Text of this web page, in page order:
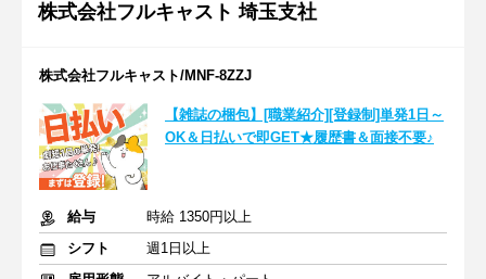
株式会社フルキャスト 埼玉支社
株式会社フルキャスト/MNF-8ZZJ
【雑誌の梱包】[職業紹介][登録制]単発1日～
OK＆日払いで即GET★履歴書＆面接不要♪
給与
時給 1350円以上
シフト
週1日以上